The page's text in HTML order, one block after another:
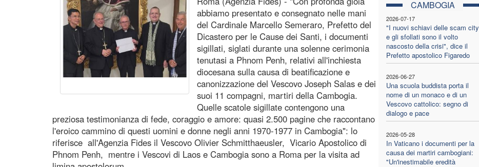
CAMBOGIA
2026-07-17
"I nuovi schiavi delle scam city
e gli sfollati sono il volto
nascosto della crisi", dice il
Prefetto apostolico Figaredo
2026-06-27
Una scuola buddista porta il
nome di un monaco e di un
Vescovo cattolico: segno di
dialogo e pace
2026-05-28
In Vaticano i documenti per la
causa dei martiri cambogiani:
"Un'inestimabile eredità
abbiamo presentato e consegnato nelle mani
del Cardinale Marcello Semeraro, Prefetto del
Dicastero per le Cause dei Santi, i documenti
sigillati, siglati durante una solenne cerimonia
tenutasi a Phnom Penh, relativi all'inchiesta
diocesana sulla causa di beatificazione e
canonizzazione del Vescovo Joseph Salas e dei
suoi 11 compagni, martiri della Cambogia.
Quelle scatole sigillate contengono una
preziosa testimonianza di fede, coraggio e amore: quasi 2.500 pagine che raccontano
l'eroico cammino di questi uomini e donne negli anni 1970-1977 in Cambogia": lo
riferisce all'Agenzia Fides il Vescovo Olivier Schmitthaeusler, Vicario Apostolico di
Phnom Penh, mentre i Vescovi di Laos e Cambogia sono a Roma per la visita ad